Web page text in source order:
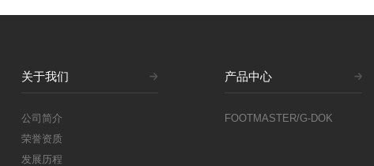
关于我们
公司简介
荣誉资质
发展历程
产品中心
FOOTMASTER/G-DOK